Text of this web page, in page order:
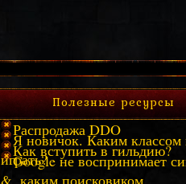
Полезные ресурсы
Распродажа DDO
Я новичок. Каким классом
играть?
Как вступить в гильдию?
Google не воспринимает
&, каким поисковиком